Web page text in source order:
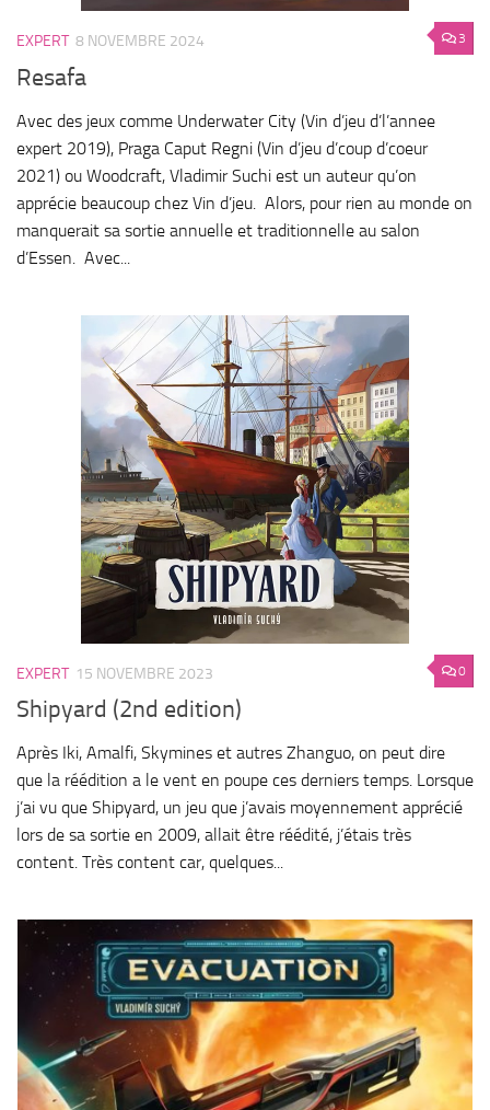
3
EXPERT 8 NOVEMBRE 2024
Resafa
Avec des jeux comme Underwater City (Vin d’jeu d’l’annee
expert 2019), Praga Caput Regni (Vin d’jeu d’coup d’coeur
2021) ou Woodcraft, Vladimir Suchi est un auteur qu’on
apprécie beaucoup chez Vin d’jeu. Alors, pour rien au monde on
manquerait sa sortie annuelle et traditionnelle au salon
d’Essen. Avec...
0
EXPERT 15 NOVEMBRE 2023
Shipyard (2nd edition)
Après Iki, Amalfi, Skymines et autres Zhanguo, on peut dire
que la réédition a le vent en poupe ces derniers temps. Lorsque
j’ai vu que Shipyard, un jeu que j’avais moyennement apprécié
lors de sa sortie en 2009, allait être réédité, j’étais très
content. Très content car, quelques...